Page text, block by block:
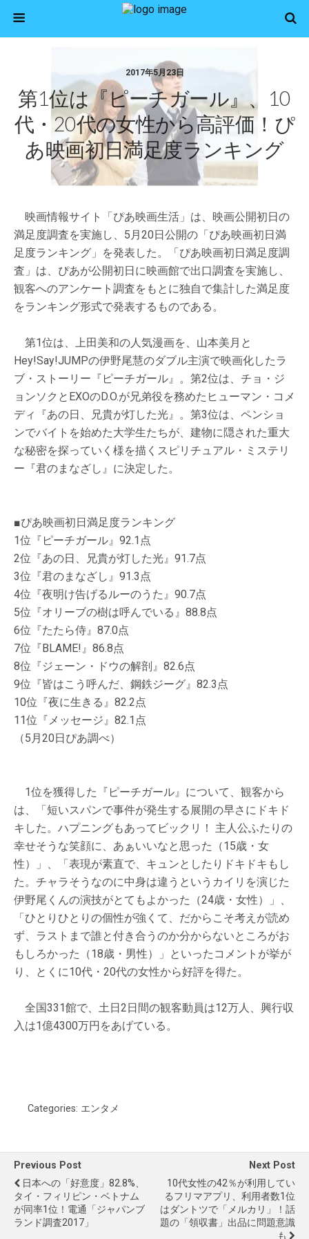
2017年5月23日
第1位は『ピーチガール』、10
代・20代の女性から高評価！ぴ
あ映画初日満足度ランキング
映画情報サイト「ぴあ映画生活」は、映画公開初日の
満足度調査を実施し、5月20日公開の「ぴあ映画初日満
足度ランキング」を発表した。「ぴあ映画初日満足度調
査」は、ぴあが公開初日に映画館で出口調査を実施し、
観客へのアンケート調査をもとに独自で集計した満足度
をランキング形式で発表するものである。
第1位は、上田美和の人気漫画を、山本美月と
Hey!Say!JUMPの伊野尾慧のダブル主演で映画化したラ
ブ・ストーリー『ピーチガール』。第2位は、チョ・ジ
ョンソクとEXOのD.O.が兄弟役を務めたヒューマン・コメ
ディ『あの日、兄貴が灯した光』。第3位は、ペンショ
ンでバイトを始めた大学生たちが、建物に隠された重大
な秘密を探っていく様を描くスピリチュアル・ミステリ
ー『君のまなざし』に決定した。
■ぴあ映画初日満足度ランキング
1位『ピーチガール』92.1点
2位『あの日、兄貴が灯した光』91.7点
3位『君のまなざし』91.3点
4位『夜明け告げるルーのうた』90.7点
5位『オリーブの樹は呼んでいる』88.8点
6位『たたら侍』87.0点
7位『BLAME!』86.8点
8位『ジェーン・ドウの解剖』82.6点
9位『皆はこう呼んだ、鋼鉄ジーグ』82.3点
10位『夜に生きる』82.2点
11位『メッセージ』82.1点
（5月20日ぴあ調べ）
1位を獲得した『ピーチガール』について、観客から
は、「短いスパンで事件が発生する展開の早さにドキド
キした。ハプニングもあってビックリ！ 主人公ふたりの
幸せそうな笑顔に、あぁいいなと思った（15歳・女
性）」、「表現が素直で、キュンとしたりドキドキもし
た。チャラそうなのに中身は違うというカイリを演じた
伊野尾くんの演技がとてもよかった（24歳・女性）」、
「ひとりひとりの個性が強くて、だからこそ考えが読め
ず、ラストまで誰と付き合うのか分からないところがお
もしろかった（18歳・男性）」といったコメントが挙が
り、とくに10代・20代の女性から好評を得た。
全国331館で、土日2日間の観客動員は12万人、興行収
入は1億4300万円をあげている。
Categories: エンタメ
Previous Post
日本への「好意度」82.8%、
タイ・フィリピン・ベトナム
が同率1位！電通「ジャパンブ
ランド調査2017」
Next Post
10代女性の42％が利用してい
るフリマアプリ、利用者数1位
はダントツで「メルカリ」！話
題の「領収書」出品に問題意識
も